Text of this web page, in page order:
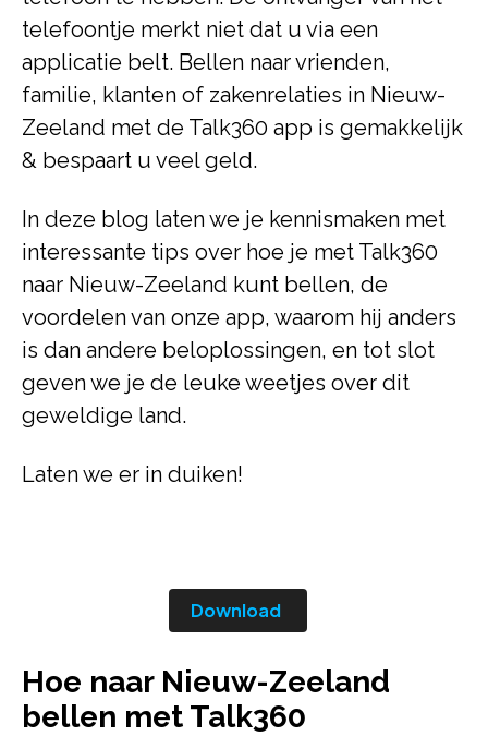
telefoontje merkt niet dat u via een
applicatie belt. Bellen naar vrienden,
familie, klanten of zakenrelaties in Nieuw-
Zeeland met de Talk360 app is gemakkelijk
& bespaart u veel geld.
In deze blog laten we je kennismaken met
interessante tips over hoe je met Talk360
naar Nieuw-Zeeland kunt bellen, de
voordelen van onze app, waarom hij anders
is dan andere beloplossingen, en tot slot
geven we je de leuke weetjes over dit
geweldige land.
Laten we er in duiken!
Download
Hoe naar Nieuw-Zeeland
bellen met Talk360